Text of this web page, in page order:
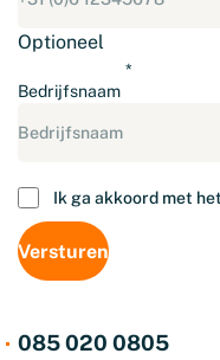
Optioneel
Bedrijfsnaam
Instemming
Ik ga akkoord met het
085 020 0805